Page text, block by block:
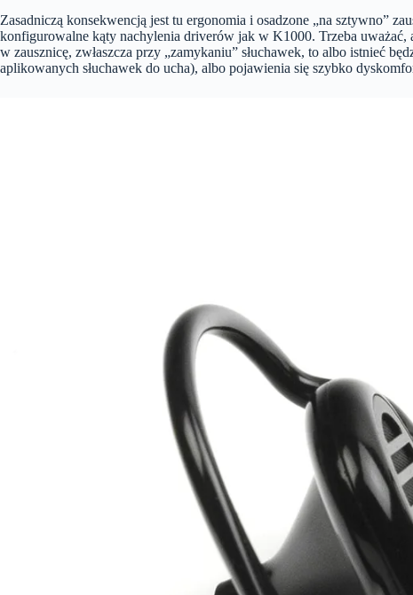
Zasadniczą konsekwencją jest tu ergonomia i osadzone „na sztywno”
konfigurowalne kąty nachylenia driverów jak w K1000. Trzeba uważać,
w zausznicę, zwłaszcza przy „zamykaniu” słuchawek, to albo istnieć
aplikowanych słuchawek do ucha), albo pojawienia się szybko